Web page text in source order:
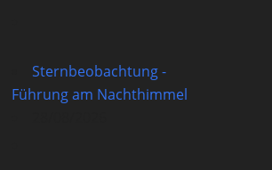
Sternbeobachtung -
Führung am Nachthimmel